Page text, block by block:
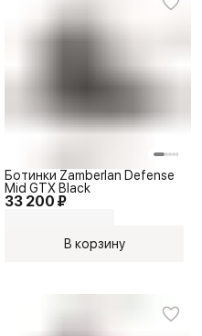
33 200 ₽
Ботинки Zamberlan Defense
Mid GTX Black
В корзину